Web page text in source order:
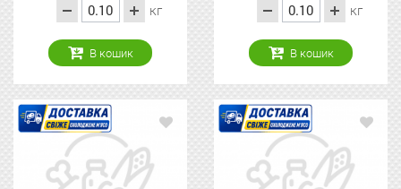
кг
В кошик
кг
В кошик